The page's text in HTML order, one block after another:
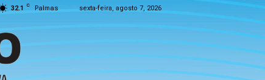
32.1 C Palmas sexta-feira, agosto 7, 2026